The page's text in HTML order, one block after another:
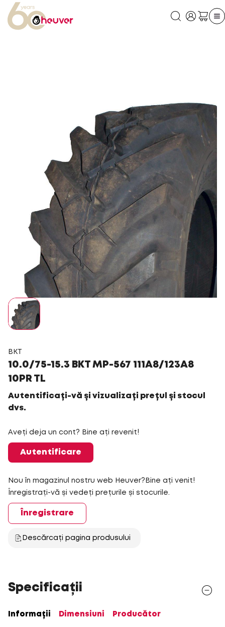
BKT
10.0/75-15.3 BKT MP-567 111A8/123A8
10PR TL
Autentificați-vă și vizualizați prețul și stocul
dvs.
Aveți deja un cont? Bine ați revenit!
Autentificare
Nou în magazinul nostru web Heuver?Bine ați venit!
Înregistrați-vă și vedeți prețurile și stocurile.
Înregistrare
Descărcați pagina produsului
Specificații
Informații Dimensiuni Producător